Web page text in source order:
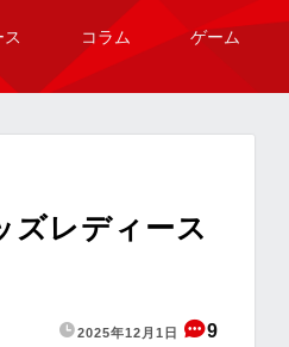
コラム ゲーム
ズレディース
2025年12月1日 9